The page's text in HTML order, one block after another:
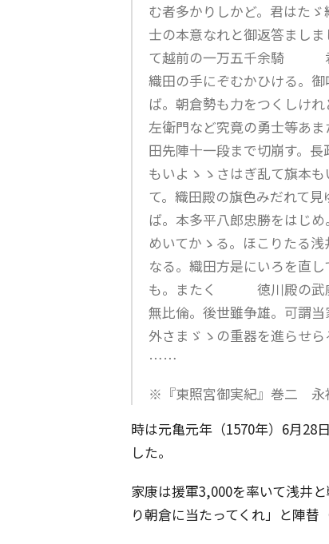
む者多かりしかど。君はた
士の本意なれと御返答まし
て越前の一万五千余騎 君
織田の手にぞむかひける。
ば。朝倉勢も力をつくしけ
左衛門など究竟の勇士等あ
田先陣十一段まで切崩す。
もいよゝゝさはぎ乱て旗
て。織田殿の旗色みだれて
ば。本多平八郎忠勝をはじ
めいてかゝる。ほこりた
なる。織田方是にいろを直
も。またく 徳川殿の武威
無比倫。後世雖争雄。可謂
外さまゞゝの重器を進らせら
……
※『東照宮御実紀』巻二 永
時は元亀元年（1570年）6月28
した。
家康は援軍3,000を率いて浅井
り朝倉に当たってくれ」と陣替